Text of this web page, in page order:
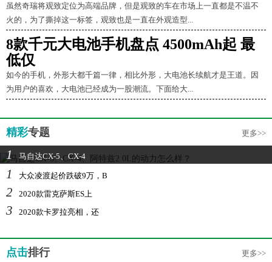
虽然奇瑞将观致定位为高端品牌，但是观致的车在市场上一直都是不温不
火的，为了撕掉这一标签，观致也是一直在外观造型...
8款千元大电池手机盘点 4500mAh起 最
低仅
如今的手机，外形大都千篇一律，相比外形，大电池长续航才是王道。因
为用户的喜欢，大电池已经成为一股潮流。下面给大...
精彩专题 更多>>
1 马自达CX-5、CX-4
1 大众凌渡起价跌破9万，B
2 2020款雷克萨斯ES上
3 2020款卡罗拉亮相，还
点击排行 更多>>